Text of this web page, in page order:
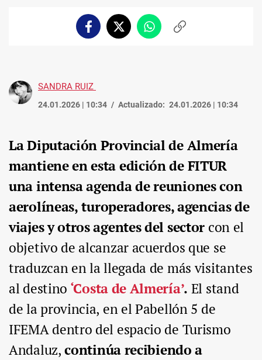
FacebookTwitterWhatsappCopiar
SANDRA RUIZ
24.01.2026 | 10:34 Actualizado: 24.01.2026 | 10:34
La Diputación Provincial de Almería
mantiene en esta edición de FITUR
una intensa agenda de reuniones con
aerolíneas, turoperadores, agencias de
viajes y otros agentes del sector con el
objetivo de alcanzar acuerdos que se
traduzcan en la llegada de más visitantes
al destino ‘Costa de Almería’. El stand
de la provincia, en el Pabellón 5 de
IFEMA dentro del espacio de Turismo
Andaluz,continúa recibiendo a